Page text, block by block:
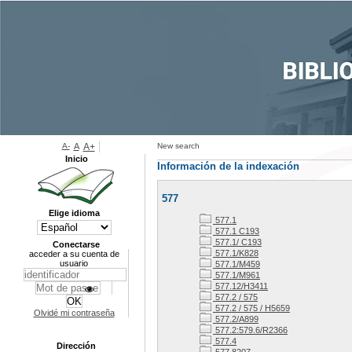
New search
Información de la indexación
577
577.1
577.1 C193
577.1/ C193
577.1/K828
577.1/M459
577.1/M961
577.12/H3411
577.2 / 575
577.2 / 575 / H5659
577.2/A899
577.2:579.6/R2366
577.4
A- A A+
Inicio
Elige idioma
Conectarse
acceder a su cuenta de
usuario
Olvidé mi contraseña
Dirección